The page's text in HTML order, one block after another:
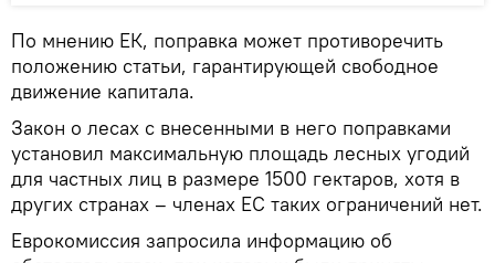
По мнению ЕК, поправка может противоречить
положению статьи, гарантирующей свободное
движение капитала.
Закон о лесах с внесенными в него поправками
установил максимальную площадь лесных угодий
для частных лиц в размере 1500 гектаров, хотя в
других странах – членах ЕС таких ограничений нет.
Еврокомиссия запросила информацию об